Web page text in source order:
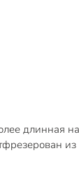
длинная